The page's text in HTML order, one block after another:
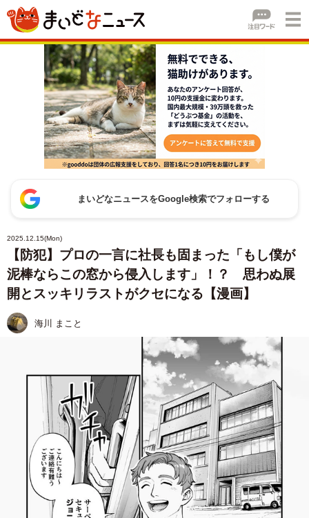
まいどなニュースをGoogle検索でフォローする
2025.12.15(Mon)
【防犯】プロの一言に社長も固まった「もし僕が
泥棒ならこの窓から侵入します」！？ 思わぬ展
開とスッキリラストがクセになる【漫画】
海川 まこと